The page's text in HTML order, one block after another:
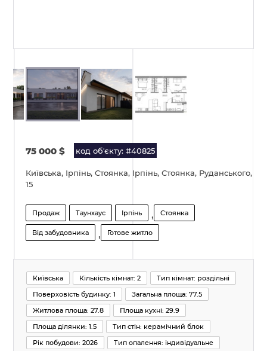
75 000 $ код обʼєкту: #40825
Київська, Ірпінь, Стоянка, Ірпінь, Стоянка, Руданського,
15
Продаж Таунхаус Ірпінь , Стоянка
Від забудовника , Готове житло
Київська Кількість кімнат: 2
Тип кімнат: роздільні
Поверховість будинку: 1
Загальна площа: 77.5
Житлова площа: 27.8
Площа кухні: 29.9
Площа ділянки: 1.5
Тип стін: керамічний блок
Рік побудови: 2026
Тип опалення: індивідуальне